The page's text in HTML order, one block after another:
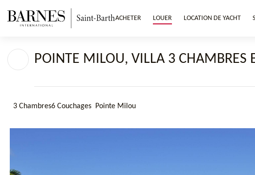
ACHETER LOUER LOCATION DE YACHT
POINTE MILOU, VILLA 3 CHAMBRES
3 Chambres6 Couchages Pointe Milou